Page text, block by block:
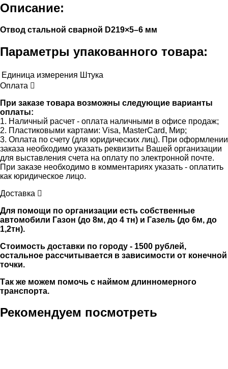
Описание:
Отвод стальной сварной D219×5–6 мм
Параметры упакованного товара:
Единица измерения Штука
Оплата
При заказе товара возможны следующие варианты
оплаты:
1. Наличный расчет - оплата наличными в офисе продаж;
2. Пластиковыми картами: Visa, MasterCard, Мир;
3. Оплата по счету (для юридических лиц). При оформлении
заказа необходимо указать реквизиты Вашей организации
для выставления счета на оплату по электронной почте.
При заказе необходимо в комментариях указать - оплатить
как юридическое лицо.
Доставка
Для помощи по организации есть собственные
автомобили Газон (до 8м, до 4 тн) и Газель (до 6м, до
1,2тн).
Стоимость доставки по городу - 1500 рублей,
остальное рассчитывается в зависимости от конечной
точки.
Так же можем помочь с наймом длинномерного
транспорта.
Рекомендуем посмотреть